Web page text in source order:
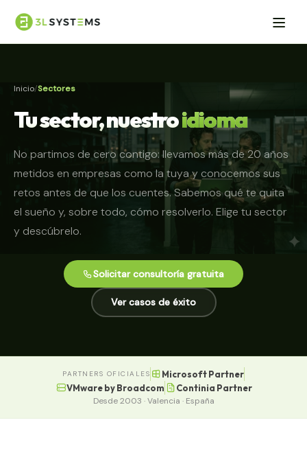
Inicio Sectores
Tu sector, nuestroidioma
No partimos de cero contigo: llevamos más de 20 años
metidos en empresas como la tuya y conocemos sus
retos antes de que los cuentes. Sabemos qué te quita
el sueño y, sobre todo, cómo resolverlo. Elige tu sector
y descúbrelo.
Solicitar consultoría gratuita
Ver casos de éxito
PARTNERS OFICIALES
Microsoft Partner
VMware by Broadcom
Continia Partner
Desde 2003 · Valencia · España